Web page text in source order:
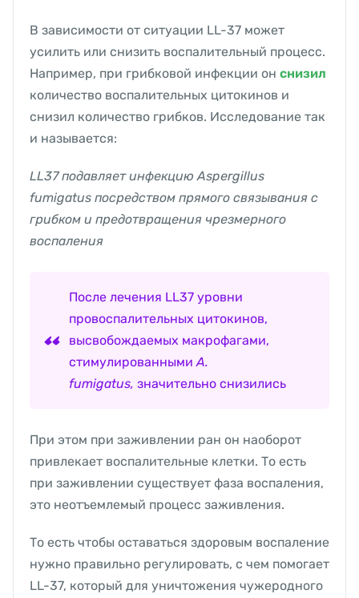
В зависимости от ситуации LL-37 может
усилить или снизить воспалительный процесс.
Например, при грибковой инфекции он снизил
количество воспалительных цитокинов и
снизил количество грибков. Исследование так
и называется:
LL37 подавляет инфекцию Aspergillus
fumigatus посредством прямого связывания с
грибком и предотвращения чрезмерного
воспаления
После лечения LL37 уровни
провоспалительных цитокинов,
высвобождаемых макрофагами,
стимулированнымиA.
fumigatus, значительно снизились
При этом при заживлении ран он наоборот
привлекает воспалительные клетки. То есть
при заживлении существует фаза воспаления,
это неотъемлемый процесс заживления.
То есть чтобы оставаться здоровым воспаление
нужно правильно регулировать, с чем помогает
LL-37, который для уничтожения чужеродного